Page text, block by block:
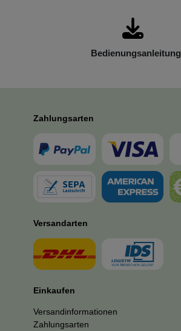
Bedienungsanleitung
Zahlungsarten
Versandarten
Einkaufen
Versandinformationen
Zahlungsarten